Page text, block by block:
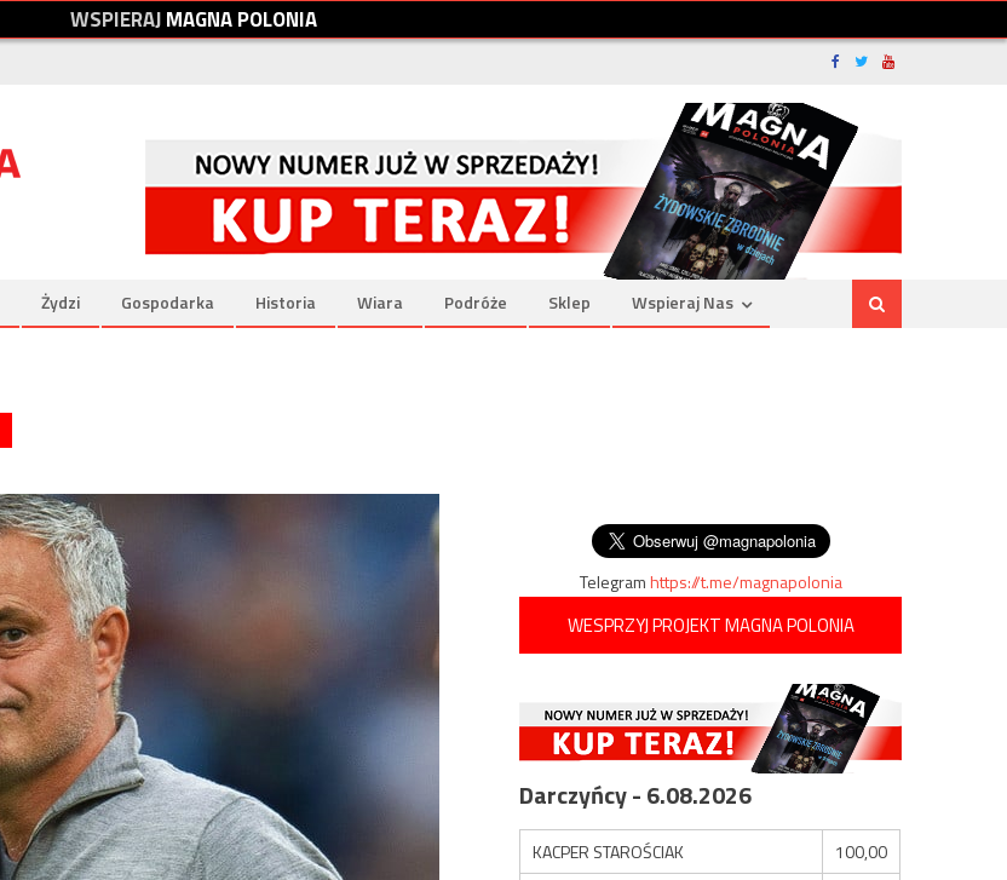
WSPIERAJMAGNAPOLONIA
Żydzi Gospodarka Historia Wiara Podróże Sklep Wspieraj Nas
Telegramhttps://t.me/magnapolonia
WESPRZYJ PROJEKT MAGNA POLONIA
Darczyńcy - 6.08.2026
KACPER STAROŚCIAK
100,00